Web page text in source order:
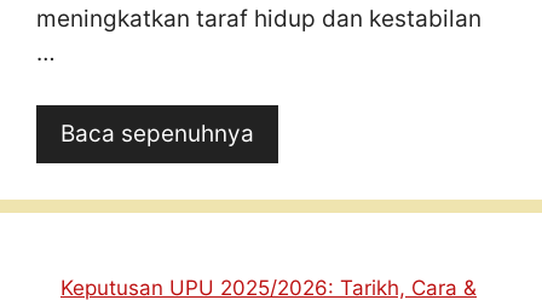
meningkatkan taraf hidup dan kestabilan
…
Baca sepenuhnya
Keputusan UPU 2025/2026: Tarikh, Cara &